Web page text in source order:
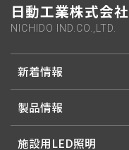
日動工業株式会社
NICHIDO IND.CO.,LTD.
新着情報
製品情報
施設用LED照明